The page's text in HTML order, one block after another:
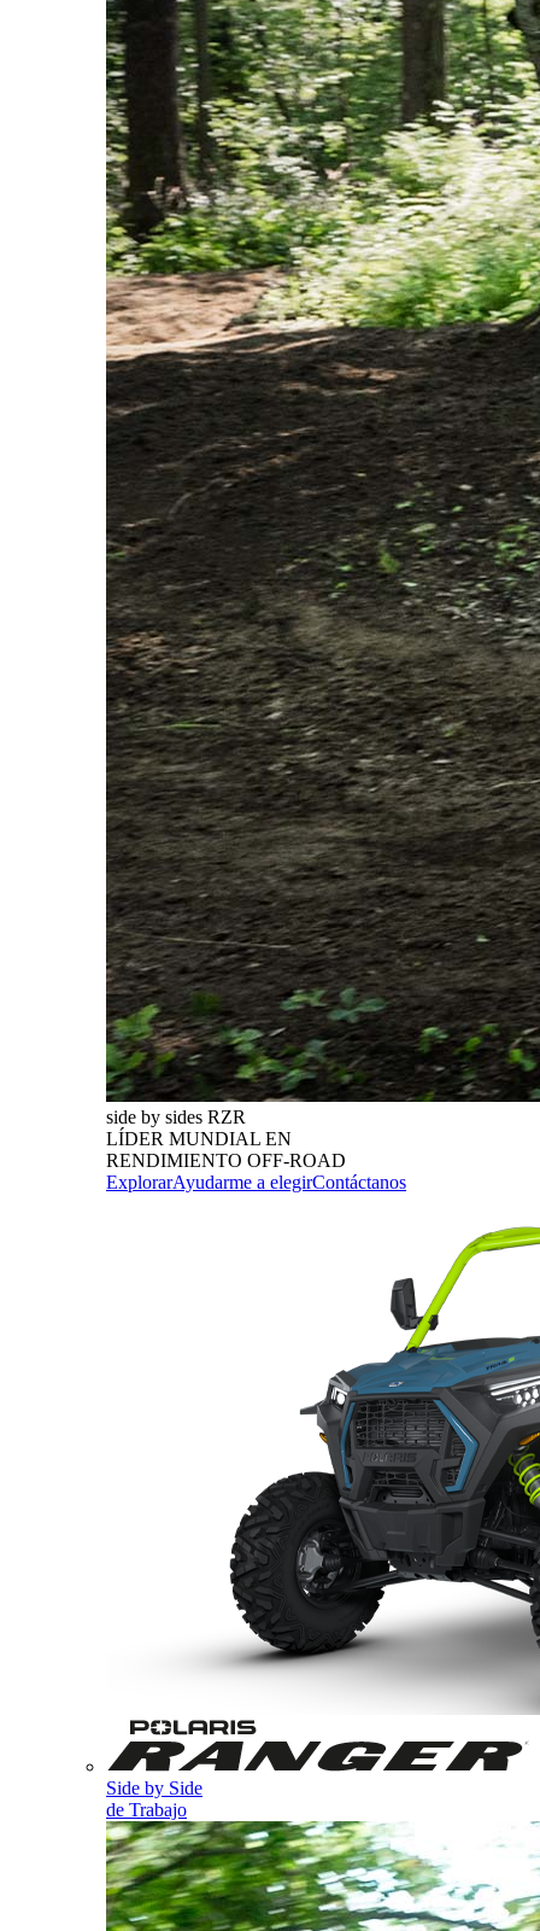
side by sides RZR
LÍDER MUNDIAL EN
RENDIMIENTO OFF-ROAD
ExplorarAyudarme a elegirContáctanos
Side by Side
de Trabajo